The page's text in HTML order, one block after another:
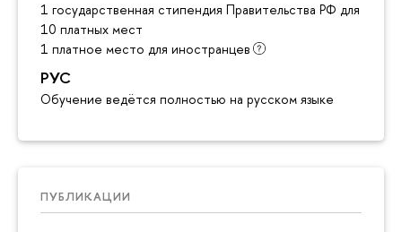
1 государственная стипендия Правительства РФ для
10 платных мест
1 платное место для иностранцев
РУС
Обучение ведётся полностью на русском языке
ПУБЛИКАЦИИ